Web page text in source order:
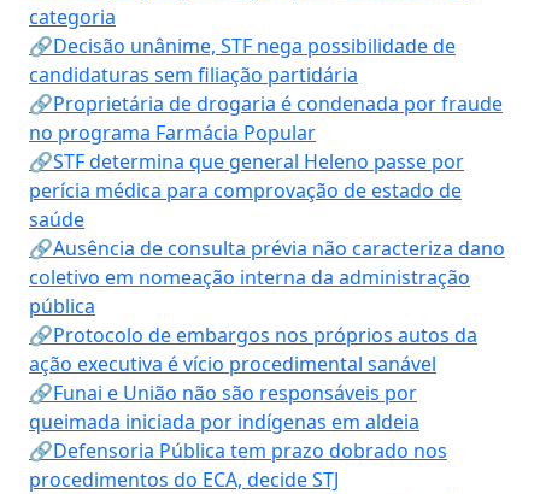
categoria
🔗Decisão unânime, STF nega possibilidade de
candidaturas sem filiação partidária
🔗Proprietária de drogaria é condenada por fraude
no programa Farmácia Popular
🔗STF determina que general Heleno passe por
perícia médica para comprovação de estado de
saúde
🔗Ausência de consulta prévia não caracteriza dano
coletivo em nomeação interna da administração
pública
🔗Protocolo de embargos nos próprios autos da
ação executiva é vício procedimental sanável
🔗Funai e União não são responsáveis por
queimada iniciada por indígenas em aldeia
🔗Defensoria Pública tem prazo dobrado nos
procedimentos do ECA, decide STJ